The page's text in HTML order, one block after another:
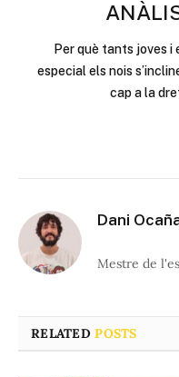
Per què tants joves i
especial els nois
cap a la
Dani
Mestre de
RELATEDPOSTS